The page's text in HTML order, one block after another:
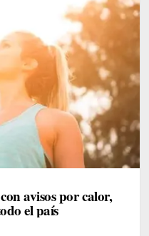
avisos por calor,
el país